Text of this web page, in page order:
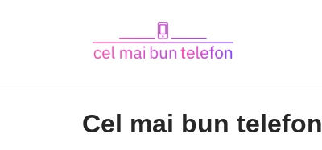
Cel mai bun telefon